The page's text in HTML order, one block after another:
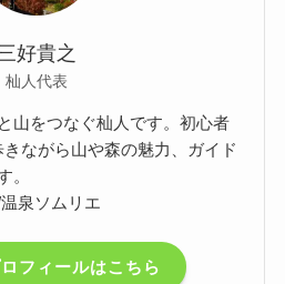
好貴之
杣人代表
山をつなぐ杣人です。初心者
ながら山や森の魅力、ガイド
。
泉ソムリエ
フィールはこちら